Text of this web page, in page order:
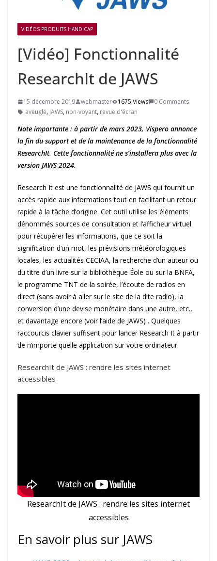
VIDÉOS PRODUITS HANDICAP
[Vidéo] Fonctionnalité
ResearchIt de JAWS
15 décembre 2019 webmaster 1675 Views
0 Comments
aveugle, JAWS, non-voyant, revue d'écran
Note importante : à partir de mars 2023, Vispero annonce
la fin du support et de la maintenance de la fonctionnalité
ResearchIt. Cette fonctionnalité ne s’installera plus avec la
version JAWS 2024.
Research It est une fonctionnalité de JAWS qui fournit un
accès rapide aux informations tout en facilitant un retour
rapide à la tâche d’origine. Cet outil utilise les éléments
dénommés sources de consultation et l’afficheur virtuel
pour récupérer les informations, que ce soit la
signification d’un mot, les prévisions météorologiques
locales, les actualités CECIAA, la recherche d’un auteur ou
du titre d’un livre sur la bibliothèque Éole ou sur la BNFA,
le programme TNT de la soirée, l’écoute de radios en
direct (sans avoir à aller sur le site de la dite radio), la
conversion d’une devise monétaire dans une autre, etc.,
et davantage encore (voir l’aide de JAWS) . Quelques
raccourcis clavier suffisent pour lancer Research It à partir
de n’importe quelle application sur votre ordinateur.
ResearchIt de JAWS : rendre les sites internet
accessibles
ResearchIt de JAWS : rendre les sites internet
accessibles
En savoir plus sur JAWS